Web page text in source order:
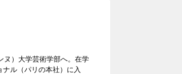
ヌ）大学芸術学部へ。在学
ル（パリの本社）に入